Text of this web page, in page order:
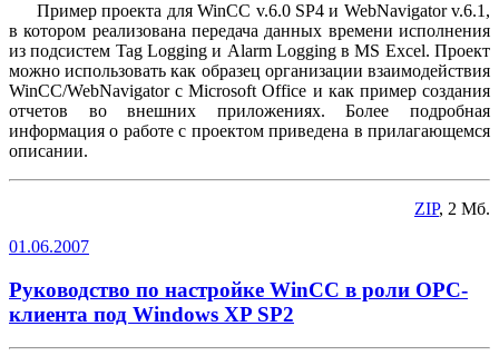
Пример проекта для WinCC v.6.0 SP4 и WebNavigator v.6.1,
в котором реализована передача данных времени исполнения
из подсистем Tag Logging и Alarm Logging в MS Excel. Проект
можно использовать как образец организации взаимодействия
WinCC/WebNavigator с Microsoft Office и как пример создания
отчетов во внешних приложениях. Более подробная
информация о работе с проектом приведена в прилагающемся
описании.
ZIP, 2 Мб.
01.06.2007
Руководство по настройке WinCC в роли OPC-
клиента под Windows XP SP2